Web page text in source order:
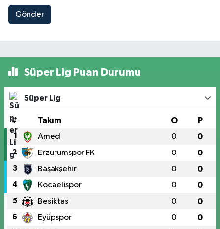
Gönder
Süper Lig Puan Durumu
Süper Lig
# Takım O P
1 Amed 0 0
2 Erzurumspor FK 0 0
3 Başakşehir 0 0
4 Kocaelispor 0 0
5 Beşiktaş 0 0
6 Eyüpspor 0 0